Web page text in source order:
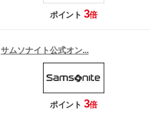
ポイント 3倍
サムソナイト公式オン...
ポイント 3倍